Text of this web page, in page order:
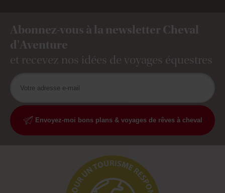
Abonnez-vous à la newsletter Cheval
d'Aventure
et recevez nos idées de voyages équestres
Envoyez-moi bons plans & voyages de rêves à cheval